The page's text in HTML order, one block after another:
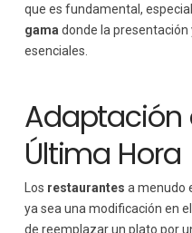
que es fundamental,
gama donde la presentación
esenciales.
Adaptación
Última Hora
Los restaurantes a menudo
ya sea una modificación en
de reemplazar un plato por